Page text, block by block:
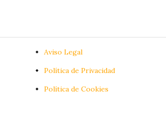
Aviso Legal
Política de Privacidad
Política de Cookies